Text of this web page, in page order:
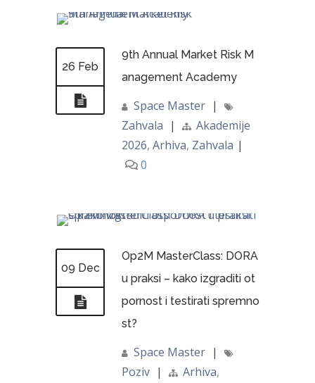
26 Feb
9th Annual Market Risk M
anagement Academy
Space Master |
Zahvala |
Akademije
2026, Arhiva, Zahvala |
0
09 Dec
Op2M MasterClass: DORA
u praksi – kako izgraditi ot
pornost i testirati spremno
st?
Space Master |
Poziv | Arhiva,